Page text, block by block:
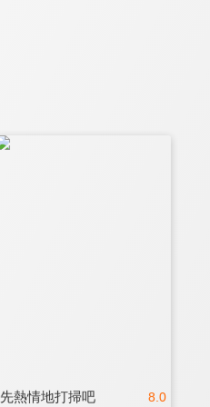
8.0
先熱情地打掃吧